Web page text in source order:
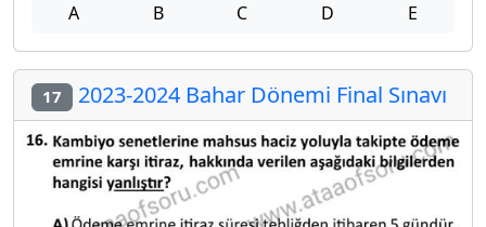
A B C D E
17 2023-2024 Bahar Dönemi Final Sınavı